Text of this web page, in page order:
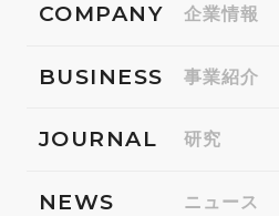
COMPANY 企業情報
BUSINESS 事業紹介
JOURNAL 研究
NEWS ニュース